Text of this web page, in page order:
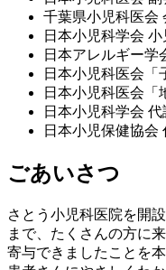
千葉県小児科医会
日本小児科学会
日本アレルギー学
日本小児科医会「
日本小児科医会「
日本小児科学会 代
日本小児保健協会
ごあいさつ
さとう小児科医院を開
まで、たくさんの方に
寄与できましたことを